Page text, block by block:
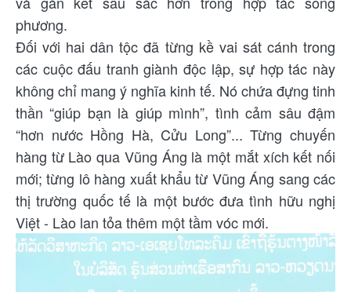
phương.
Đối với hai dân tộc đã từng kề vai sát cánh trong
các cuộc đấu tranh giành độc lập, sự hợp tác này
không chỉ mang ý nghĩa kinh tế. Nó chứa đựng tinh
thần “giúp bạn là giúp mình”, tình cảm sâu đậm
“hơn nước Hồng Hà, Cửu Long”... Từng chuyến
hàng từ Lào qua Vũng Áng là một mắt xích kết nối
mới; từng lô hàng xuất khẩu từ Vũng Áng sang các
thị trường quốc tế là một bước đưa tình hữu nghị
Việt - Lào lan tỏa thêm một tầm vóc mới.